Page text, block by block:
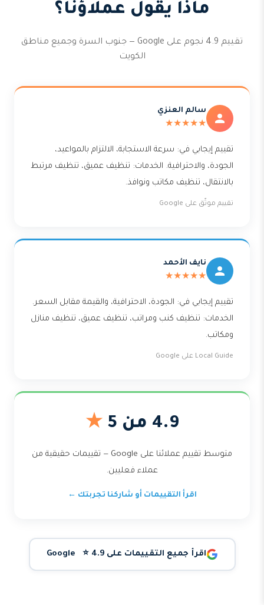
ماذا يقول عملاؤنا؟
تقييم 4.9 نجوم على Google — جنوب السرة وجميع مناطق
الكويت
سالم العنزي
★★★★★
تقييم إيجابي في: سرعة الاستجابة، الالتزام بالمواعيد،
الجودة، والاحترافية. الخدمات: تنظيف عميق، تنظيف مرتبط
بالانتقال، تنظيف مكاتب ونوافذ.
تقييم موثّق على Google
نايف الأحمد
★★★★★
تقييم إيجابي في: الجودة، الاحترافية، والقيمة مقابل السعر.
الخدمات: تنظيف كنب ومراتب، تنظيف عميق، تنظيف منازل
ومكاتب.
Local Guide على Google
4.9 من 5 ★
متوسط تقييم عملائنا على Google — تقييمات حقيقية من
عملاء فعليين.
اقرأ التقييمات أو شاركنا تجربتك ←
اقرأ جميع التقييمات على Google ⭐ 4.9